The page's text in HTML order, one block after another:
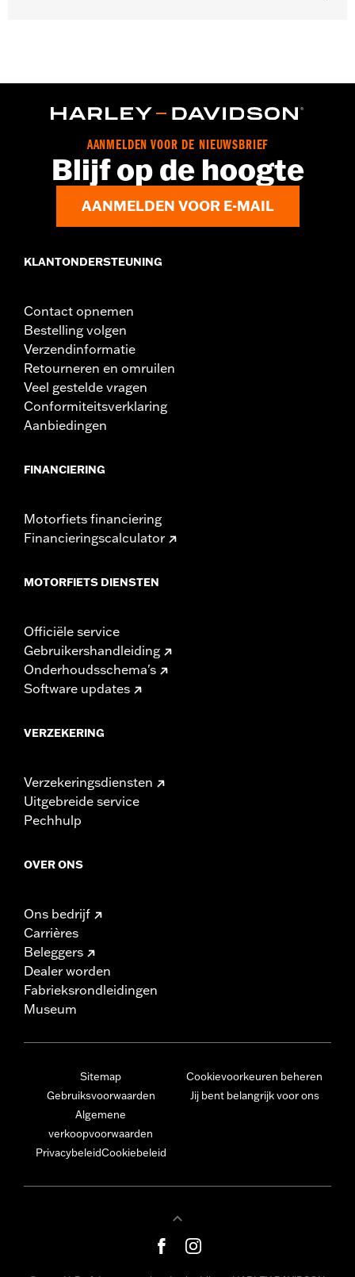
Herkomst:Imported
AANMELDEN VOOR DE NIEUWSBRIEF
Blijf op de hoogte
AANMELDEN VOOR E-MAIL
KLANTONDERSTEUNING
Contact opnemen
Bestelling volgen
Verzendinformatie
Retourneren en omruilen
Veel gestelde vragen
Conformiteitsverklaring
Aanbiedingen
FINANCIERING
Motorfiets financiering
Financieringscalculator
MOTORFIETS DIENSTEN
Officiële service
Gebruikershandleiding
Onderhoudsschema's
Software updates
VERZEKERING
Verzekeringsdiensten
Uitgebreide service
Pechhulp
OVER ONS
Ons bedrijf
Carrières
Beleggers
Dealer worden
Fabrieksrondleidingen
Museum
Sitemap
Gebruiksvoorwaarden
Algemene
verkoopvoorwaarden
PrivacybeleidCookiebeleid
Cookievoorkeuren beheren
Jij bent belangrijk voor ons